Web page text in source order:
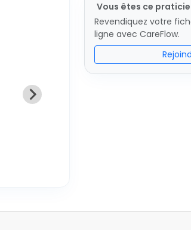
Vous êtes ce
Revendiquez votre
ligne avec CareFlow.